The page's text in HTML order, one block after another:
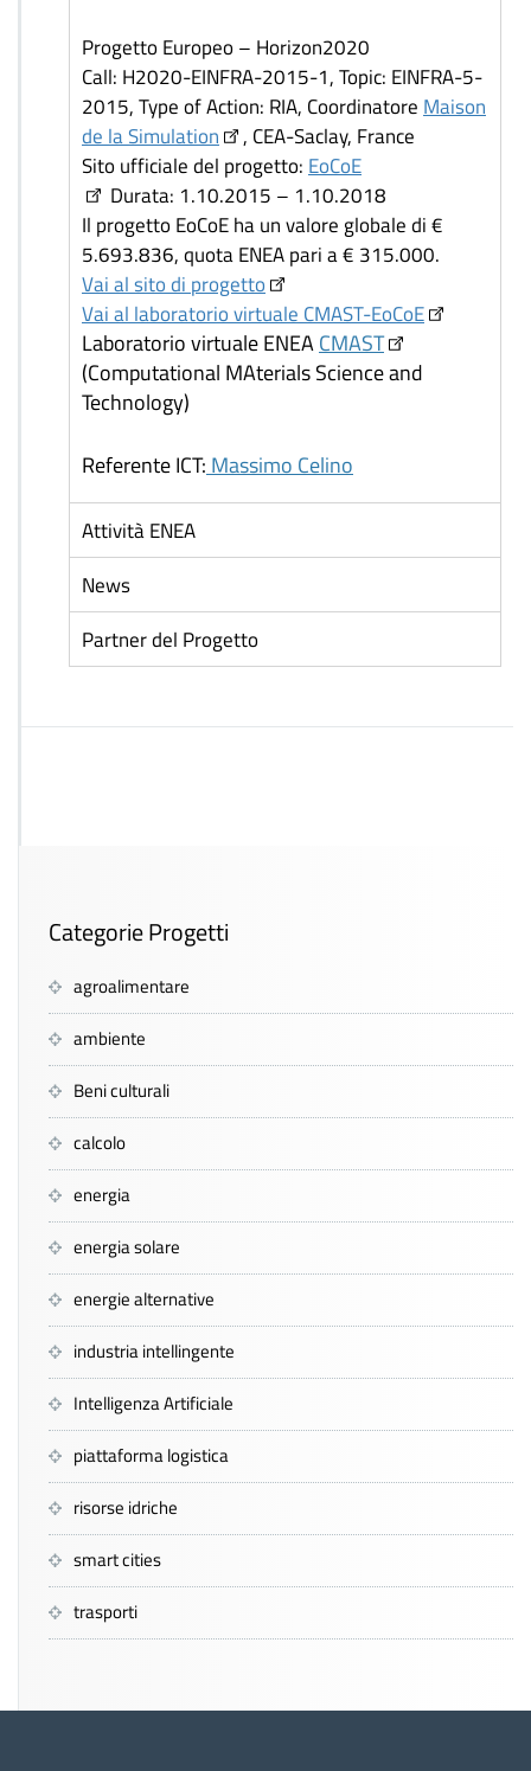
Progetto Europeo – Horizon2020
Call: H2020-EINFRA-2015-1, Topic: EINFRA-5-
2015, Type of Action: RIA, Coordinatore Maison
de la Simulation
, CEA-Saclay, France
Sito ufficiale del progetto: EoCoE
Durata: 1.10.2015 – 1.10.2018
Il progetto EoCoE ha un valore globale di €
5.693.836, quota ENEA pari a € 315.000.
Vai al sito di progetto
Vai al laboratorio virtuale CMAST-EoCoE
Laboratorio virtuale ENEACMAST
(Computational MAterials Science and
Technology)
Referente ICT:Massimo Celino
Attività ENEA
News
Partner del Progetto
Categorie Progetti
agroalimentare
ambiente
Beni culturali
calcolo
energia
energia solare
energie alternative
industria intellingente
Intelligenza Artificiale
piattaforma logistica
risorse idriche
smart cities
trasporti